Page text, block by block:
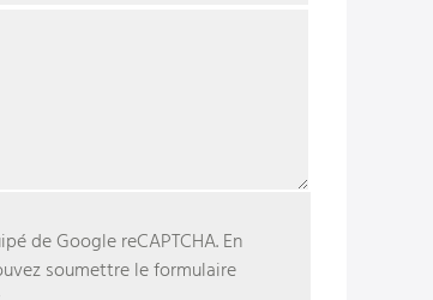
de Google reCAPTCHA. En
soumettre le formulaire